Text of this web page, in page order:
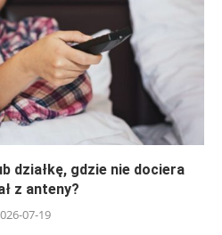
działkę, gdzie nie dociera
z anteny?
07-19